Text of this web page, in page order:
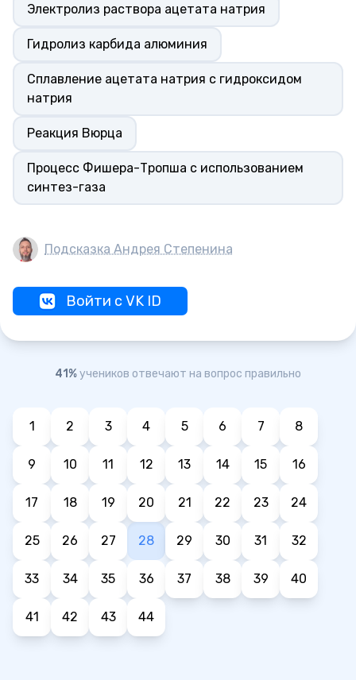
Электролиз раствора ацетата натрия
Гидролиз карбида алюминия
Сплавление ацетата натрия с гидроксидом
натрия
Реакция Вюрца
Процесс Фишера-Тропша с использованием
синтез-газа
Подсказка Андрея Степенина
Войти с VK ID
41%учеников отвечают на вопрос правильно
1 2 3 4 5 6 7 8
9 10 11 12 13 14 15 16
17 18 19 20 21 22 23 24
25 26 27 28 29 30 31 32
33 34 35 36 37 38 39 40
41 42 43 44